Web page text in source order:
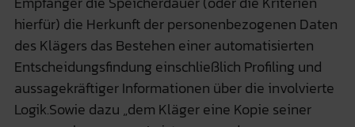
hierfür) die Herkunft der personenbezogenen Daten
des Klägers das Bestehen einer automatisierten
Entscheidungsfindung einschließlich Profiling und
aussagekräftiger Informationen über die involvierte
Logik.Sowie dazu „dem Kläger eine Kopie seiner